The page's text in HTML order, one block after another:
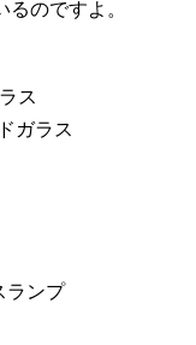
のですよ。
ス
ガラス
ランプ